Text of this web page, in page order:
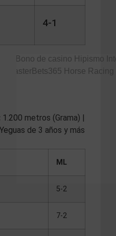
4-1
1.200 metros (Grama) |
de 3 años y más
ML
5-2
7-2